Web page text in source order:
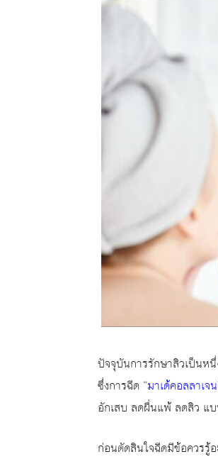
ปัจจุบันการรักษาสิวเป็นห
ซึ่งการฉีด “มาเด้คอลลาเจน
อักเสบ ลดผื่นแพ้ ลดสิว แบ
ก่อนตัดสินใจฉีดมีข้อควรรู้